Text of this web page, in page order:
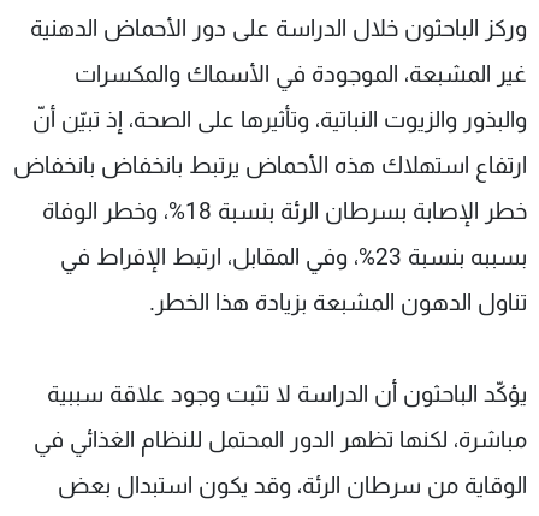
وركز الباحثون خلال الدراسة على دور الأحماض الدهنية
غير المشبعة، الموجودة في الأسماك والمكسرات
والبذور والزيوت النباتية، وتأثيرها على الصحة، إذ تبيّن أنّ
ارتفاع استهلاك هذه الأحماض يرتبط بانخفاض بانخفاض
خطر الإصابة بسرطان الرئة بنسبة 18%، وخطر الوفاة
بسببه بنسبة 23%، وفي المقابل، ارتبط الإفراط في
تناول الدهون المشبعة بزيادة هذا الخطر.
يؤكّد الباحثون أن الدراسة لا تثبت وجود علاقة سببية
مباشرة، لكنها تظهر الدور المحتمل للنظام الغذائي في
الوقاية من سرطان الرئة، وقد يكون استبدال بعض